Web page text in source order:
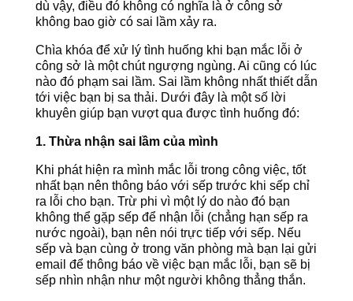
dù vậy, điều đó không có nghĩa là ở công sở
không bao giờ có sai lầm xảy ra.
Chìa khóa để xử lý tình huống khi bạn mắc lỗi ở
công sở là một chút ngượng ngùng. Ai cũng có lúc
nào đó phạm sai lầm. Sai lầm không nhất thiết dẫn
tới việc bạn bị sa thải. Dưới đây là một số lời
khuyên giúp bạn vượt qua được tình huống đó:
1. Thừa nhận sai lầm của mình
Khi phát hiện ra mình mắc lỗi trong công việc, tốt
nhất bạn nên thông báo với sếp trước khi sếp chỉ
ra lỗi cho bạn. Trừ phi vì một lý do nào đó bạn
không thể gặp sếp để nhận lỗi (chẳng hạn sếp ra
nước ngoài), bạn nên nói trực tiếp với sếp. Nếu
sếp và bạn cùng ở trong văn phòng mà bạn lại gửi
email để thông báo về việc bạn mắc lỗi, bạn sẽ bị
sếp nhìn nhận như một người không thẳng thắn.